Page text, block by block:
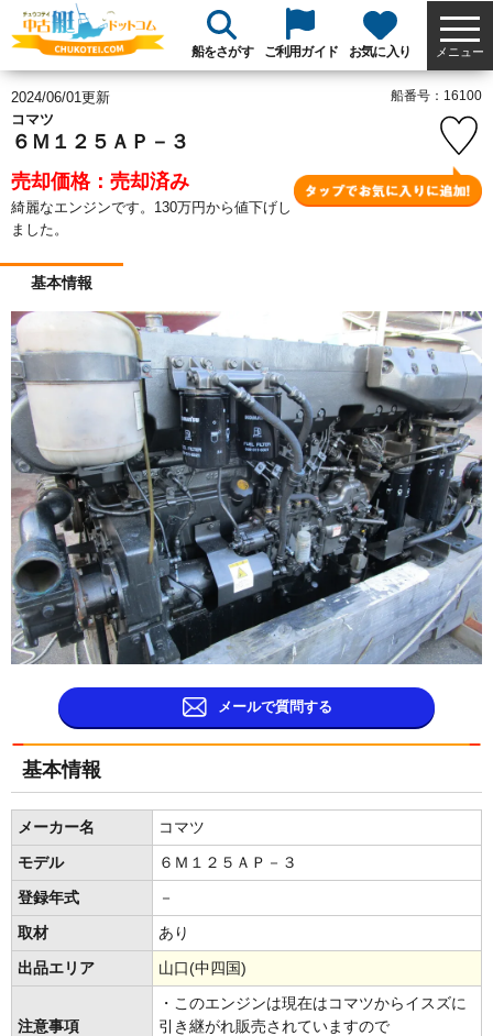
船をさがす ご利用ガイド お気に入り メニュー
2024/06/01更新
コマツ
６Ｍ１２５ＡＰ－３
売却価格：売却済み
綺麗なエンジンです。130万円から値下げし
ました。
船番号：16100
基本情報
メールで質問する
基本情報
メーカー名 コマツ
モデル ６Ｍ１２５ＡＰ－３
登録年式 －
取材 あり
出品エリア 山口(中四国)
注意事項
・このエンジンは現在はコマツからイスズに
引き継がれ販売されていますので